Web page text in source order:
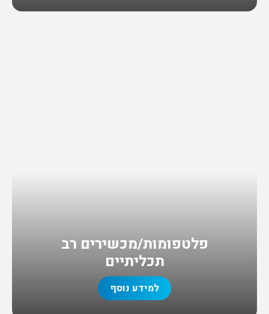
פלטפומות/מכשירים רב
תכליתיים
למידע נוסף